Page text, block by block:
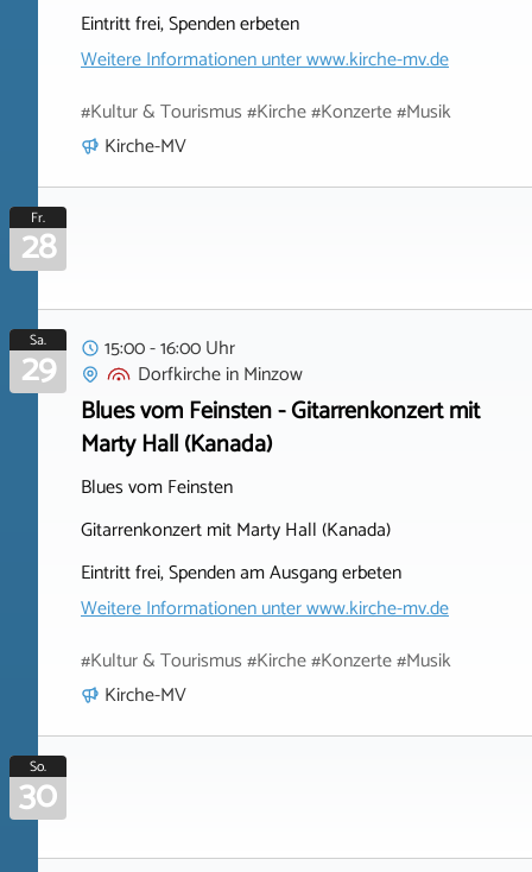
Eintritt frei, Spenden erbeten
Weitere Informationen unterwww.kirche-mv.de
#Kultur & Tourismus #Kirche #Konzerte #Musik
Kirche-MV
Fr.
28
Sa.
29
15:00 - 16:00 Uhr
DorfkircheinMinzow
Blues vom Feinsten - Gitarrenkonzert mit
Marty Hall (Kanada)
Blues vom Feinsten
Gitarrenkonzert mit Marty Hall (Kanada)
Eintritt frei, Spenden am Ausgang erbeten
Weitere Informationen unterwww.kirche-mv.de
#Kultur & Tourismus #Kirche #Konzerte #Musik
Kirche-MV
So.
30